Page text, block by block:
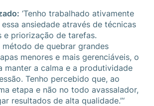
‘Tenho trabalhado ativamente
ansiedade através de técnicas
e priorização de tarefas.
método de quebrar grandes
menores e mais gerenciáveis, o
manter a calma e a produtividade
Tenho percebido que, ao
etapa e não no todo avassalador,
resultados de alta qualidade.”‘